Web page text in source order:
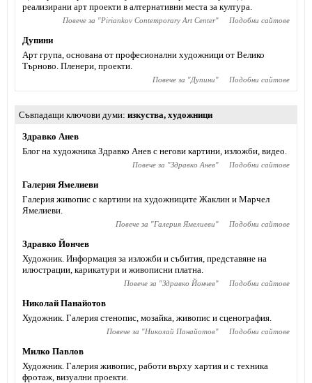
реализирани арт проекти в алтернативни места за култура.
Повече за "Piriankov Contemporary Art Center" Подобни сайтове
Дупини
Арт група, основана от професионални художници от Велико
Търново. Пленери, проекти.
Повече за "Дупини" Подобни сайтове
Съвпадащи ключови думи изкуства, художници
Здравко Анев
Блог на художника Здравко Анев с негови картини, изложби, видео.
Повече за "Здравко Анев" Подобни сайтове
Галерия Ямелиеви
Галерия живопис с картини на художниците Жаклин и Марчел
Ямелиеви.
Повече за "Галерия Ямелиеви" Подобни сайтове
Здравко Йончев
Художник. Информация за изложби и събития, представяне на
илюстрации, карикатури и живописни платна.
Повече за "Здравко Йончев" Подобни сайтове
Николай Панайотов
Художник. Галерия стенопис, мозайка, живопис и сценография.
Повече за "Николай Панайотов" Подобни сайтове
Милко Павлов
Художник. Галерия живопис, работи върху хартия и с техника
фротаж, визуални проекти.